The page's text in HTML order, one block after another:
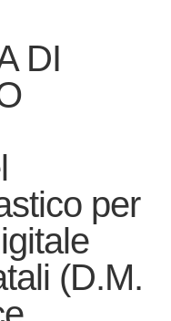
DI
per
(D.M.